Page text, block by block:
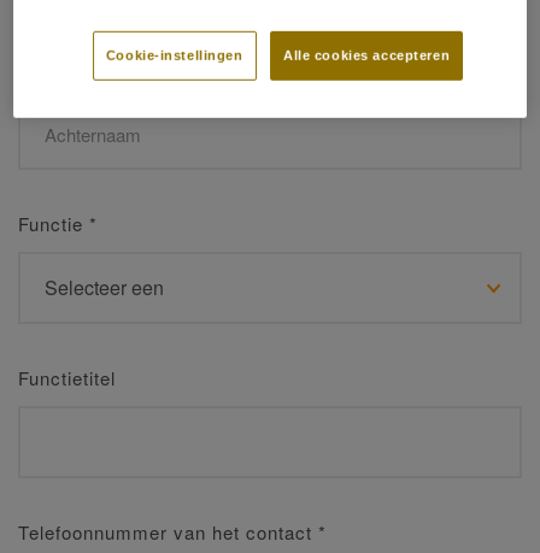
Functie *
Functietitel
Telefoonnummer van het contact *
Alle cookies accepteren
Cookie-instellingen